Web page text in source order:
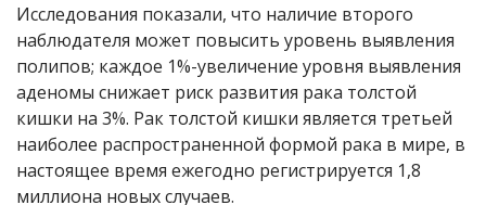
Исследования показали, что наличие второго
наблюдателя может повысить уровень выявления
полипов; каждое 1%-увеличение уровня выявления
аденомы снижает риск развития рака толстой
кишки на 3%. Рак толстой кишки является третьей
наиболее распространенной формой рака в мире, в
настоящее время ежегодно регистрируется 1,8
миллиона новых случаев.